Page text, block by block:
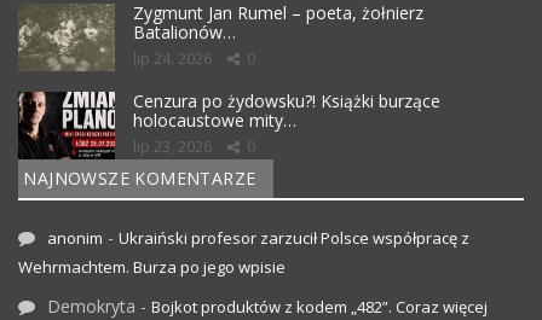
Zygmunt Jan Rumel – poeta, żołnierz
Batalionów…
lip 24, 2026 0
Cenzura po żydowsku?! Książki burzące
holocaustowe mity…
lip 23, 2026 0
NAJNOWSZE KOMENTARZE
anonim - Ukraiński profesor zarzucił Polsce współpracę z
Wehrmachtem. Burza po jego wpisie
Demokryta - Bojkot produktów z kodem „482”. Coraz więcej